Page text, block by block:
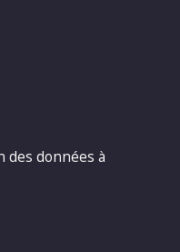
des données à